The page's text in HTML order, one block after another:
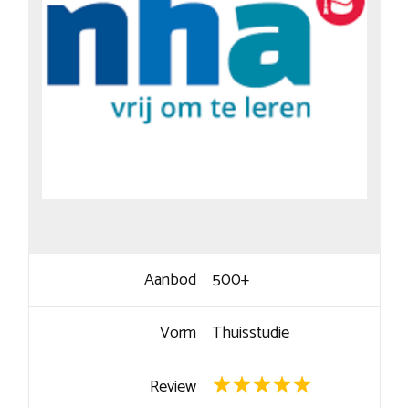
Aanbod 500+
Vorm Thuisstudie
Review